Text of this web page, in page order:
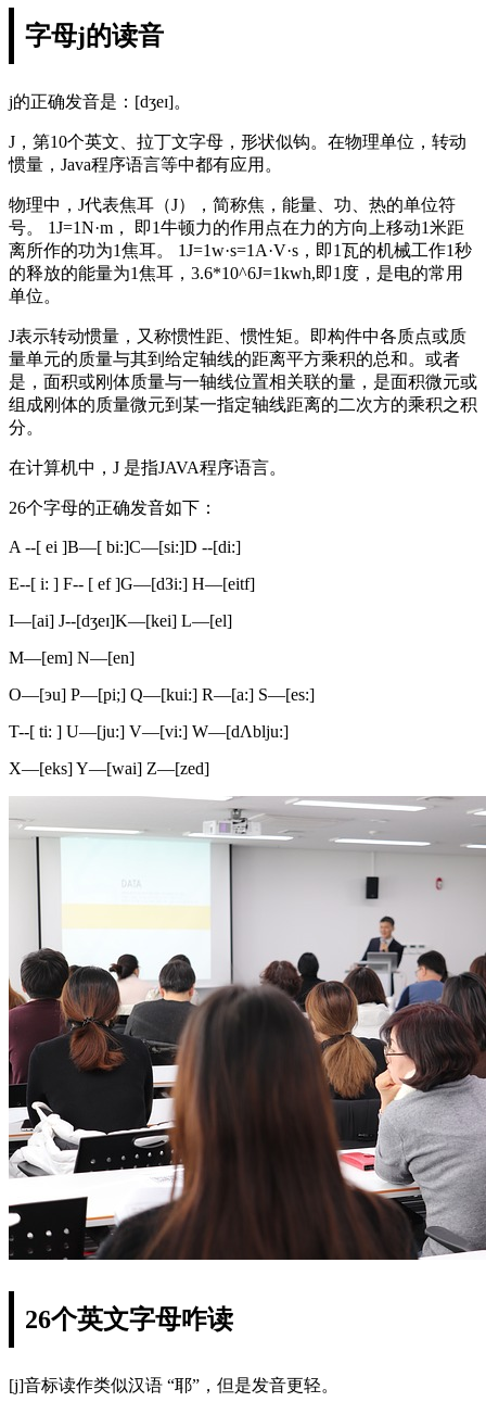
字母j的读音
j的正确发音是：[dʒeɪ]。
J，第10个英文、拉丁文字母，形状似钩。在物理单位，转动
惯量，Java程序语言等中都有应用。
物理中，J代表焦耳（J），简称焦，能量、功、热的单位符
号。 1J=1N·m， 即1牛顿力的作用点在力的方向上移动1米距
离所作的功为1焦耳。 1J=1w·s=1A·V·s，即1瓦的机械工作1秒
的释放的能量为1焦耳，3.6*10^6J=1kwh,即1度，是电的常用
单位。
J表示转动惯量，又称惯性距、惯性矩。即构件中各质点或质
量单元的质量与其到给定轴线的距离平方乘积的总和。或者
是，面积或刚体质量与一轴线位置相关联的量，是面积微元或
组成刚体的质量微元到某一指定轴线距离的二次方的乘积之积
分。
在计算机中，J 是指JAVA程序语言。
26个字母的正确发音如下：
A --[ ei ]B—[ bi:]C—[si:]D --[di:]
E--[ i: ] F-- [ ef ]G—[dЗi:] H—[eitf]
I—[ai] J--[dʒeɪ]K—[kei] L—[el]
M—[em] N—[en]
O—[эu] P—[pi;] Q—[kui:] R—[a:] S—[es:]
T--[ ti: ] U—[ju:] V—[vi:] W—[dΛblju:]
X—[eks] Y—[wai] Z—[zed]
26个英文字母咋读
[j]音标读作类似汉语 “耶”，但是发音更轻。